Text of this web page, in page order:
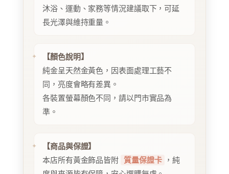
沐浴、運動、家務等情況建議取下，可延
長光澤與維持重量。
【顏色說明】
純金呈天然金黃色，因表面處理工藝不
同，亮度會略有差異。
各裝置螢幕顏色不同，請以門市實品為
準。
【商品與保證】
本店所有黃金飾品皆附 質量保證卡
，純